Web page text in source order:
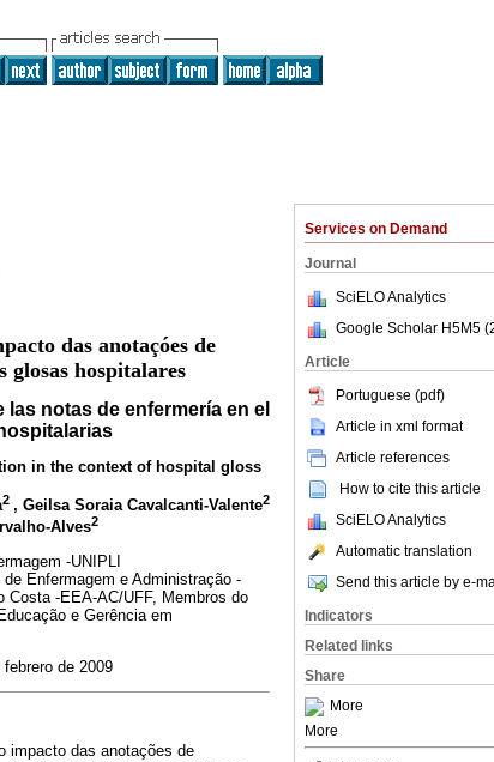
Services on Demand
Journal
SciELO Analytics
Google Scholar H5M5 (
Article
Portuguese (pdf)
Article in xml format
Article references
How to cite this article
SciELO Analytics
Automatic translation
Send this article by e-
Indicators
Related links
Share
More
More
das anotaçóes de
glosas hospitalares
notas de enfermería en el
in the context of hospital gloss
2 , Geilsa Soraia Cavalcanti-Valente2
Alves2
-UNIPLI
Enfermagem e Administração -
Costa -EEA-AC/UFF, Membros do
e Gerência em
de 2009
impacto das anotações de